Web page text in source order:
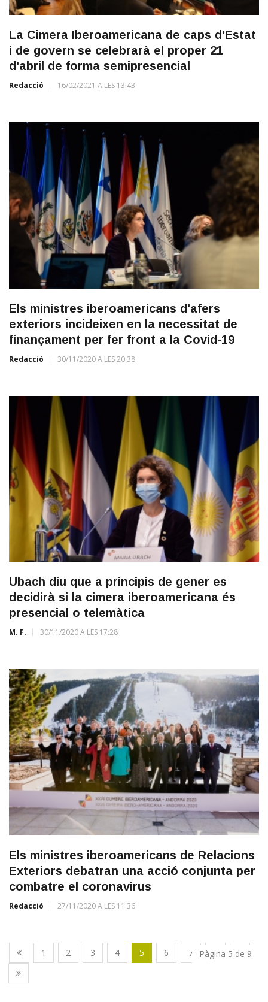
La Cimera Iberoamericana de caps d'Estat
i de govern se celebrarà el proper 21
d'abril de forma semipresencial
Redacció 16/02/2021 A LES 13:43
Els ministres iberoamericans d'afers
exteriors incideixen en la necessitat de
finançament per fer front a la Covid-19
Redacció 30/11/2020 A LES 20:38
Ubach diu que a principis de gener es
decidirà si la cimera iberoamericana és
presencial o telemàtica
M. F. 30/11/2020 A LES 17:28
Els ministres iberoamericans de Relacions
Exteriors debatran una acció conjunta per
combatre el coronavirus
Redacció 27/11/2020 A LES 11:36
1 2 3 4 5 6 7 8 9
Pàgina 5 de 9